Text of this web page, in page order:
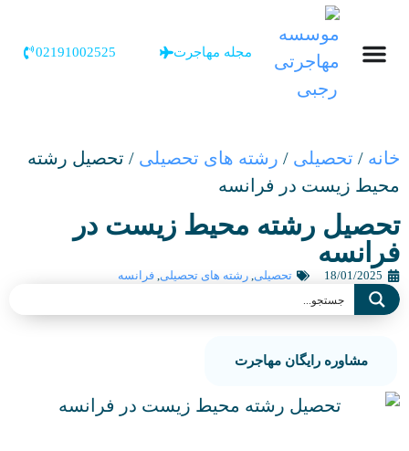
مجله مهاجرت 02191002525
خانه / تحصیلی / رشته های تحصیلی / تحصیل رشته
محیط زیست در فرانسه
تحصیل رشته محیط زیست در
فرانسه
18/01/2025 تحصیلی, رشته های تحصیلی, فرانسه
مشاوره رایگان مهاجرت